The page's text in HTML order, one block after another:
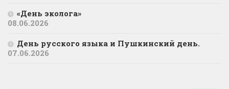
«День эколога»
08.06.2026
День русского языка и Пушкинский день.
07.06.2026